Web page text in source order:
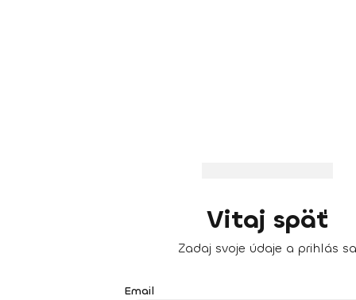
Vitaj späť
Zadaj svoje údaje a prihlás sa
Email